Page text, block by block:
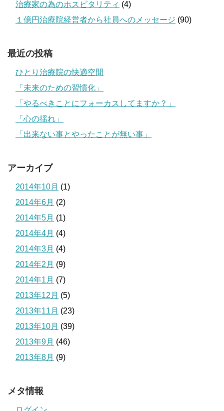
治療家の為のホスピタリティ (4)
１億円治療院経営者から社員へのメッセージ (90)
最近の投稿
ひとり治療院の快適空間
「未来のための習慣化」
「やるべきことにフォーカスしてますか？」
「心の揺れ」
「出来ない事とやったことが無い事」
アーカイブ
2014年10月 (1)
2014年6月 (2)
2014年5月 (1)
2014年4月 (4)
2014年3月 (4)
2014年2月 (9)
2014年1月 (7)
2013年12月 (5)
2013年11月 (23)
2013年10月 (39)
2013年9月 (46)
2013年8月 (9)
メタ情報